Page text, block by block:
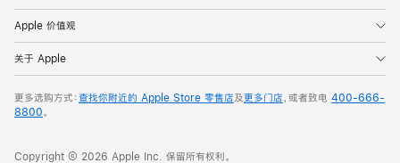
Apple 价值观
关于 Apple
更多选购方式：查找你附近的 Apple Store 零售店及更多门店，或者致电 400-666-
8800。
Copyright © 2026 Apple Inc. 保留所有权利。